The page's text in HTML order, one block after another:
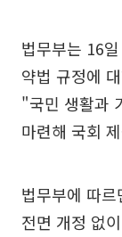
법무부는 16
약법 규정에
"국민 생활과
마련해 국회
법무부에 따
전면 개정 없